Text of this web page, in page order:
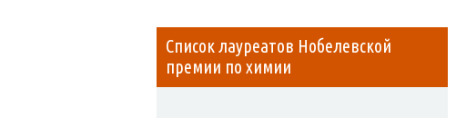
Список лауреатов Нобелевской
премии по химии